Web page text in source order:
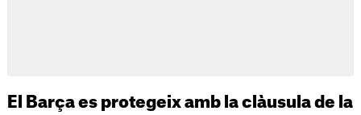
El Barça es protegeix amb la clàusula de la